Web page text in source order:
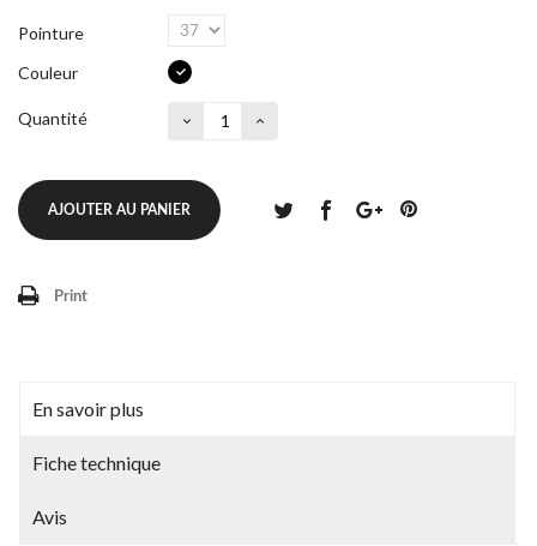
Pointure
Couleur
Quantité
AJOUTER AU PANIER
Print
En savoir plus
Fiche technique
Avis